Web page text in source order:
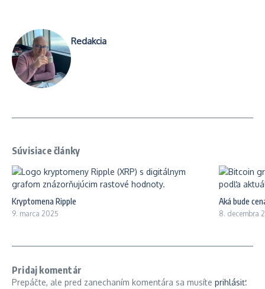
Redakcia
Súvisiace články
Kryptomena Ripple
9. marca 2025
Aká bude
8. decembra
Pridaj komentár
Prepáčte, ale pred zanechaním komentára sa musíte prihlásiť.